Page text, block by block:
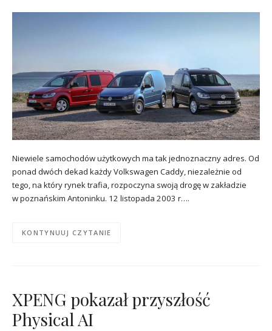
Niewiele samochodów użytkowych ma tak jednoznaczny adres. Od
ponad dwóch dekad każdy Volkswagen Caddy, niezależnie od
tego, na który rynek trafia, rozpoczyna swoją drogę w zakładzie
w poznańskim Antoninku. 12 listopada 2003 r….
KONTYNUUJ CZYTANIE
XPENG pokazał przyszłość
Physical AI